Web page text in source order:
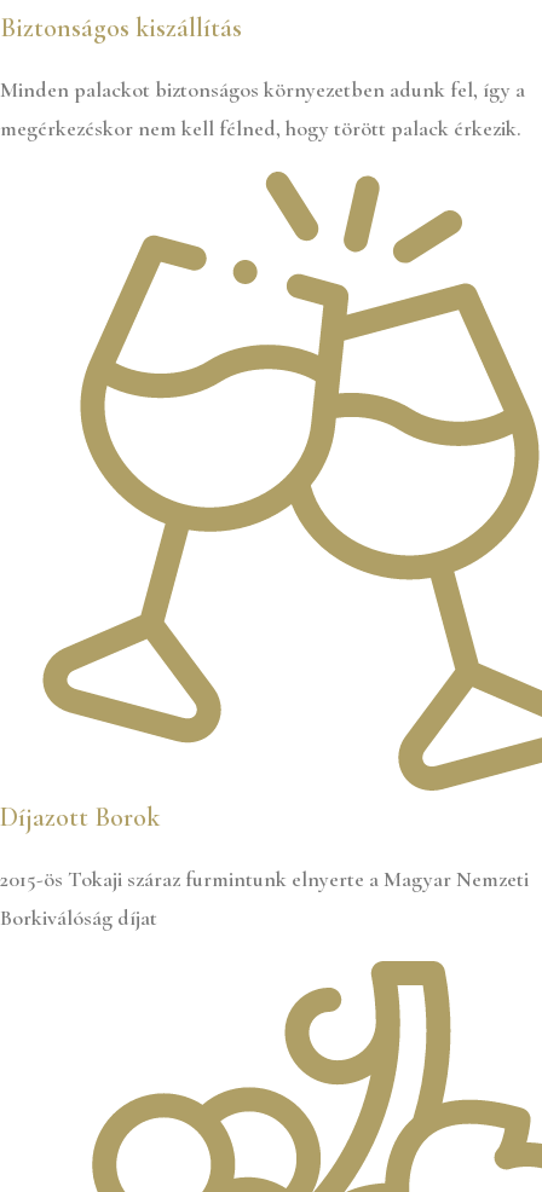
Biztonságos kiszállítás
Minden palackot biztonságos környezetben adunk fel, így a
megérkezéskor nem kell félned, hogy törött palack érkezik.
Díjazott Borok
2015-ös Tokaji száraz furmintunk elnyerte a Magyar Nemzeti
Borkiválóság díjat